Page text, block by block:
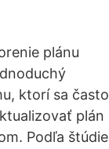
plánu
ktorí sa často
plán
Podľa štúdie